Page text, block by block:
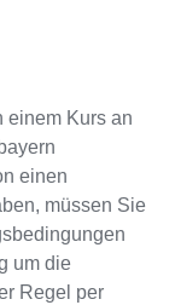
einem Kurs an
einen
müssen Sie
um die
Regel per